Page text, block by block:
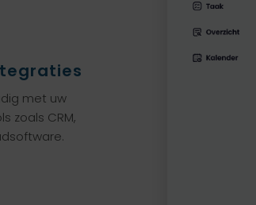
met uw
zoals CRM,